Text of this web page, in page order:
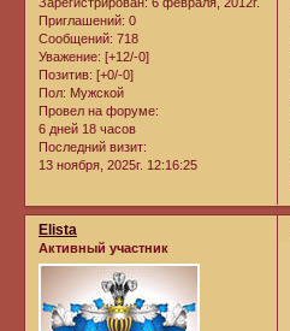
Приглашений: 0
Сообщений: 718
Уважение: [+12/-0]
Позитив: [+0/-0]
Пол: Мужской
Провел на форуме:
6 дней 18 часов
Последний визит:
13 ноября, 2025г. 12:16:25
Elista
Активный участник